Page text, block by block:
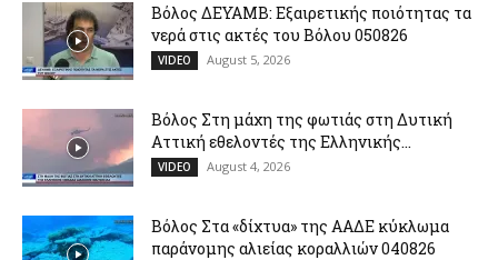
Βόλος ΔΕΥΑΜΒ: Εξαιρετικής ποιότητας τα
νερά στις ακτές του Βόλου 050826
VIDEO August 5, 2026
Βόλος Στη μάχη της φωτιάς στη Δυτική
Αττική εθελοντές της Ελληνικής...
VIDEO August 4, 2026
Βόλος Στα «δίχτυα» της ΑΑΔΕ κύκλωμα
παράνομης αλιείας κοραλλιών 040826